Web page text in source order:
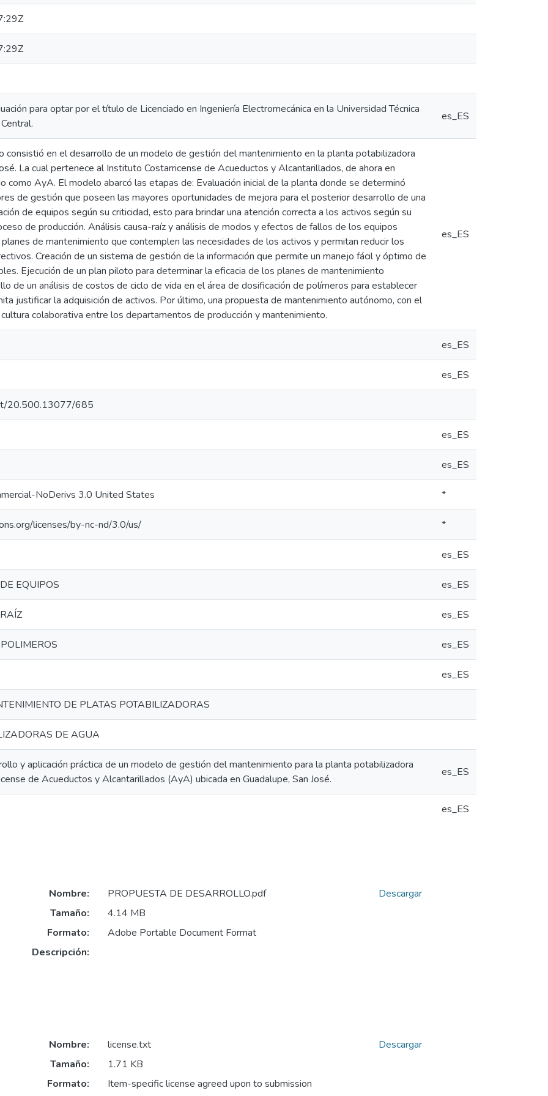
para optar por el título de Licenciado en Ingeniería Electromecánica en la Universidad Técnica
es_ES
consistió en el desarrollo de un modelo de gestión del mantenimiento en la planta potabilizadora
La cual pertenece al Instituto Costarricense de Acueductos y Alcantarillados, de ahora en
como AyA. El modelo abarcó las etapas de: Evaluación inicial de la planta donde se determinó
de gestión que poseen las mayores oportunidades de mejora para el posterior desarrollo de una
de equipos según su criticidad, esto para brindar una atención correcta a los activos según su
de producción. Análisis causa-raíz y análisis de modos y efectos de fallos de los equipos
de mantenimiento que contemplen las necesidades de los activos y permitan reducir los
Creación de un sistema de gestión de la información que permite un manejo fácil y óptimo de
Ejecución de un plan piloto para determinar la eficacia de los planes de mantenimiento
de un análisis de costos de ciclo de vida en el área de dosificación de polímeros para establecer
justificar la adquisición de activos. Por último, una propuesta de mantenimiento autónomo, con el
colaborativa entre los departamentos de producción y mantenimiento.
es_ES
es_ES
es_ES
20.500.13077/685
es_ES
es_ES
NoDerivs 3.0 United States *
licenses/by-nc-nd/3.0/us/ *
es_ES
EQUIPOS es_ES
es_ES
es_ES
es_ES
DE PLATAS POTABILIZADORAS
DE AGUA
y aplicación práctica de un modelo de gestión del mantenimiento para la planta potabilizadora
de Acueductos y Alcantarillados (AyA) ubicada en Guadalupe, San José.
es_ES
es_ES
Nombre:
PROPUESTA DE DESARROLLO.pdf
Tamaño:
4.14 MB
Formato:
Adobe Portable Document Format
Descripción:
Descargar
Nombre:
license.txt
Tamaño:
1.71 KB
Formato:
Item-specific license agreed upon to submission
Descargar